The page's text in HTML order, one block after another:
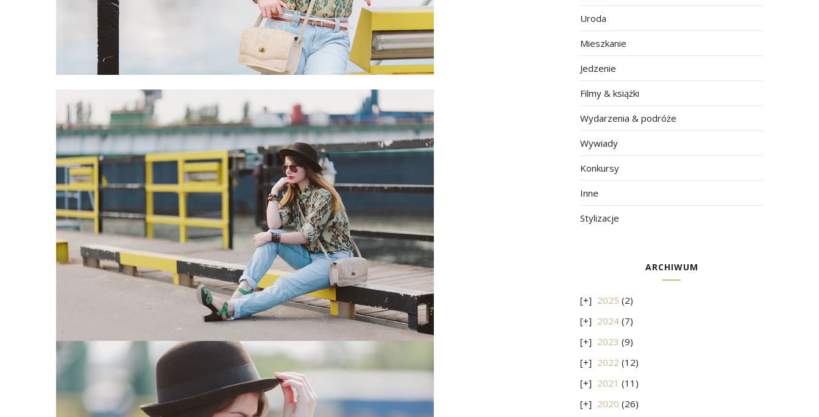
Uroda
Mieszkanie
Jedzenie
Filmy & książki
Wydarzenia & podróże
Wywiady
Konkursy
Inne
Stylizacje
ARCHIWUM
2025 (2)
2024 (7)
2023 (9)
2022 (12)
2021 (11)
2020 (26)